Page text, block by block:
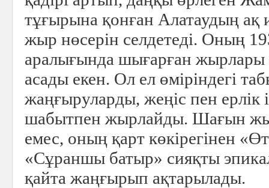
тұғырына қонған Алатаудың
жыр нөсерін селдетеді. Оның
аралығында шығарған
асады екен. Ол ел өміріндегі
жаңғыруларды, жеңіс пен ерлік
шабытпен жырлайды. Шағын
емес, оның қарт көкірегінен
«Сұраншы батыр» сияқты
қайта жаңғырып ақтарылады.